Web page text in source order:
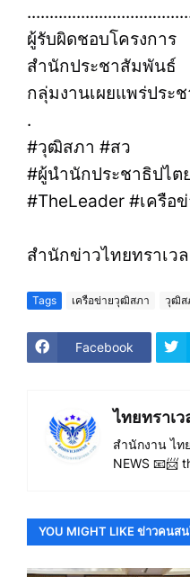
ผู้รับผิดชอบโครงการ
สำนักประชาสัมพันธ์
กลุ่มงานเผยแพร่ประ
.
#วุฒิสภา #สว
#ผู้นำนักประชาธิปไต
#TheLeader #เครือ
สำนักข่าวไทยทราเวล
Tags เครือข่ายวุฒิสภา วุฒิส
Facebook
ไทยทราเว
สำนักงาน ไท
NEWS 📧📨
YOU MIGHT LIKE ข่าวคนสน